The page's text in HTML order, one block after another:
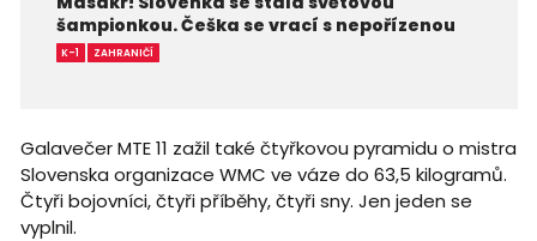
šampionkou. Češka se vrací s nepořízenou
K-1 ZAHRANIČÍ
Galavečer MTE 11 zažil také čtyřkovou pyramidu o mistra
Slovenska organizace WMC ve váze do 63,5 kilogramů.
Čtyři bojovníci, čtyři příběhy, čtyři sny. Jen jeden se
vyplnil.